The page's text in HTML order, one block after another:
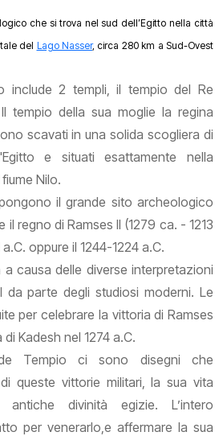
che si trova nel sud dell’Egitto nella città
del Lago Nasser, circa 280 km a Sud-Ovest
include 2 templi, il tempio del Re
tempio della sua moglie la regina
scavati in una solida scogliera di
e situati esattamente nella
Nilo.
il grande sito archeologico
regno di Ramses II (1279 ca. - 1213
oppure il 1244-1224 a.C.
causa delle diverse interpretazioni
da parte degli studiosi moderni. Le
per celebrare la vittoria di Ramses
Kadesh nel 1274 a.C.
Tempio ci sono disegni che
queste vittorie militari, la sua vita
divinità egizie. L’intero
per venerarlo,e affermare la sua